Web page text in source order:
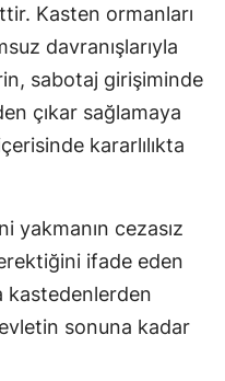
Kasten ormanları
davranışlarıyla
sabotaj girişiminde
çıkar sağlamaya
kararlılıkta
yakmanın cezasız
ifade eden
kastedenlerden
sonuna kadar